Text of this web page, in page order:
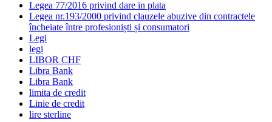
Legea 77/2016 privind dare in plata
Legea nr.193/2000 privind clauzele abuzive din contractele
încheiate între profesioniști și consumatori
Legi
legi
LIBOR CHF
Libra Bank
Libra Bank
limita de credit
Linie de credit
lire sterline